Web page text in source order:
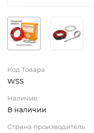
Код Товара
WSS
Наличие:
В наличии
Страна производитель